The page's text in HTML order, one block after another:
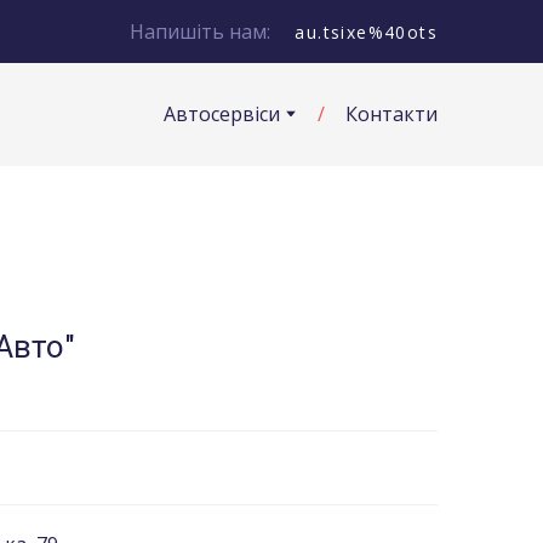
Напишіть нам: au.tsixe%40ots
Автосервіси Контакти